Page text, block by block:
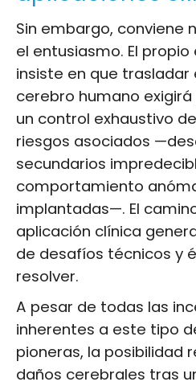
Sin embargo, conviene
el entusiasmo. El
insiste en que trasladar
cerebro humano
un control exhaustivo
riesgos asociados
secundarios
comportamiento
implantadas—. El
aplicación clínica
de desafíos técnicos y
resolver.
A pesar de todas las
inherentes a este tipo
pioneras, la posibilidad
daños cerebrales tras